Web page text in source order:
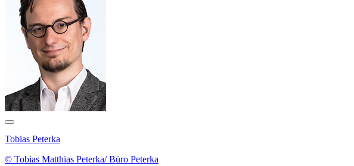
Tobias Peterka
© Tobias Matthias Peterka/ Büro Peterka